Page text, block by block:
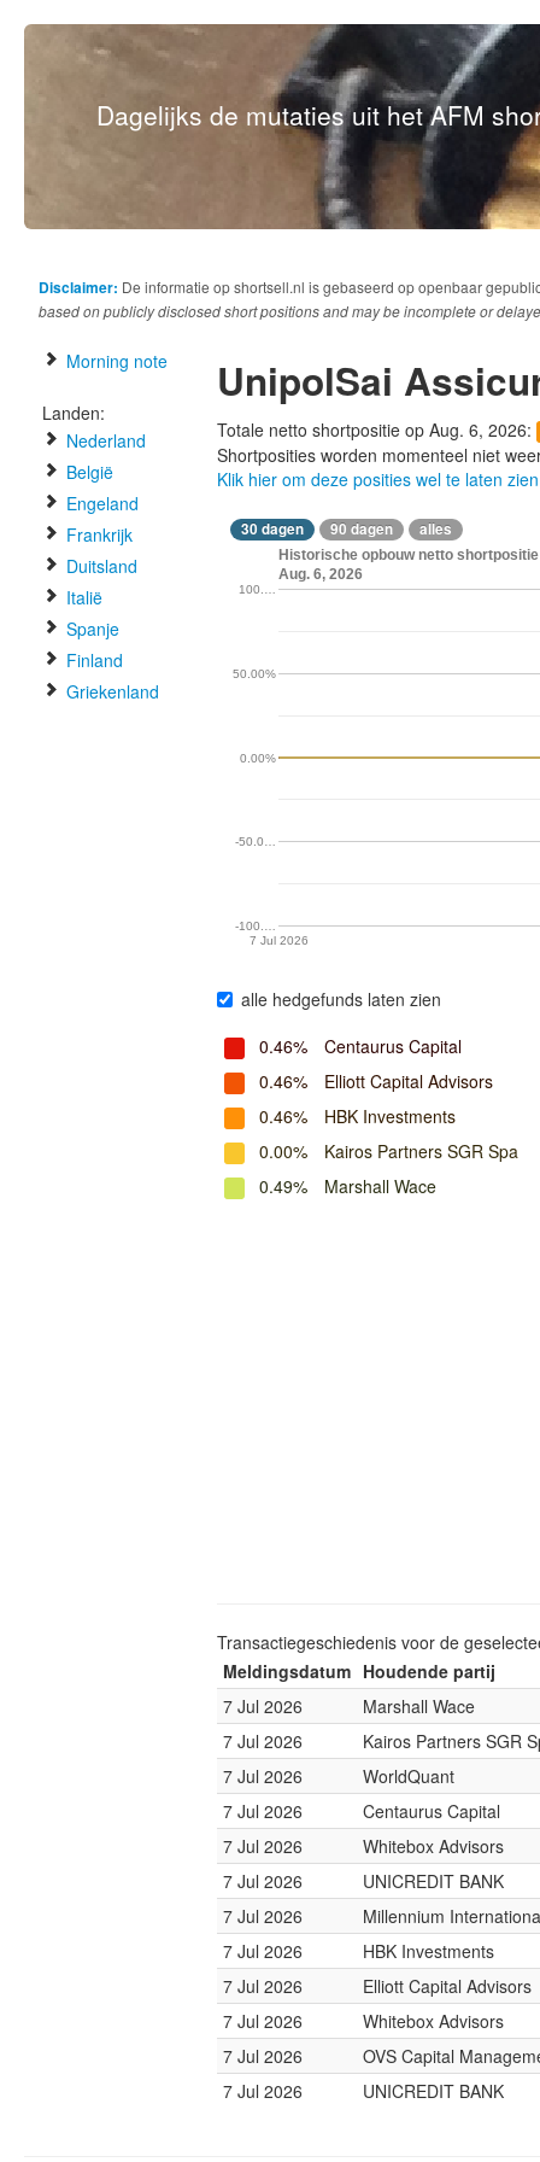
Dagelijks de mutaties uit het AFM
Disclaimer: De informatie op shortsell.nl is gebaseerd op openbaar
based on publicly disclosed short positions and may be incomplete or
Morning note
Landen:
Nederland
België
Engeland
Frankrijk
Duitsland
Italië
Spanje
Finland
Griekenland
UnipolSai
Totale netto shortpositie op Aug. 6, 2026:
Shortposities worden momenteel niet
Klik hier om deze posities wel te laten zien
30 dagen 90 dagen alles
Historische opbouw netto
Aug. 6, 2026
7 Jul 2026
-100.…
-50.0…
0.00%
50.00%
100.…
alle hedgefunds laten zien
0.46%
Centaurus Capital
0.46%
Elliott Capital Advisors
0.46%
HBK Investments
0.00%
Kairos Partners SGR Spa
0.49%
Marshall Wace
Transactiegeschiedenis voor de
Meldingsdatum Houdende partij
7 Jul 2026
Marshall Wace
7 Jul 2026
Kairos Partners SGR
7 Jul 2026
WorldQuant
7 Jul 2026
Centaurus Capital
7 Jul 2026
Whitebox Advisors
7 Jul 2026
UNICREDIT BANK
7 Jul 2026
Millennium
7 Jul 2026
HBK Investments
7 Jul 2026
Elliott Capital Advisors
7 Jul 2026
Whitebox Advisors
7 Jul 2026
OVS Capital
7 Jul 2026
UNICREDIT BANK